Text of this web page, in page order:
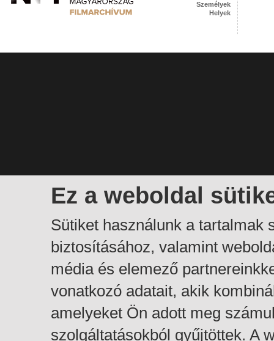
Ez a weboldal
Sütiket használunk a tartalmak
biztosításához, valamint
média és elemező
vonatkozó adatait, akik
amelyeket Ön adott meg
szolgáltatásokból gyűjtöttek. A
Személyek
Helyek